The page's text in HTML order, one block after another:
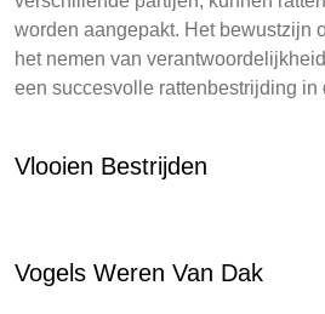
worden aangepakt. Het bewustzijn
het nemen van
een succesvolle rattenbestrijding in
Vlooien Bestrijden
Vogels Weren Van Dak